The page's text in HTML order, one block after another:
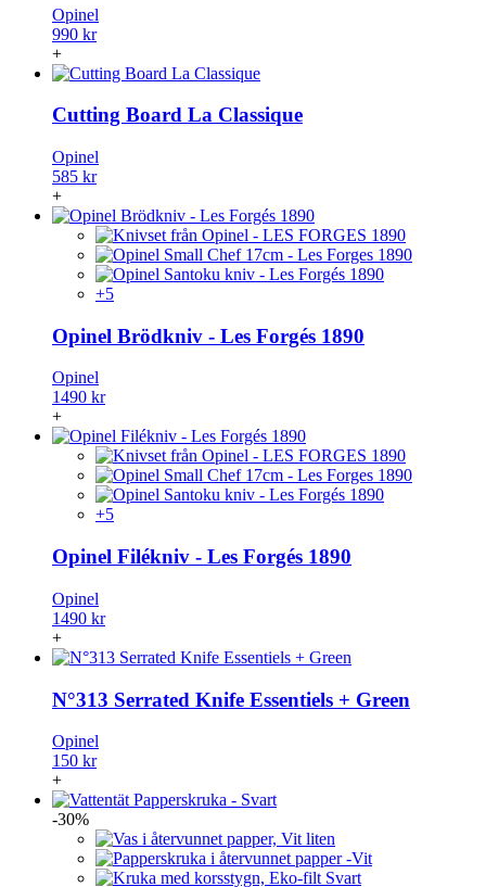
Opinel
990 kr
+
Cutting Board La Classique
Opinel
585 kr
+
+5
Opinel Brödkniv - Les Forgés 1890
Opinel
1490 kr
+
+5
Opinel Filékniv - Les Forgés 1890
Opinel
1490 kr
+
N°313 Serrated Knife Essentiels + Green
Opinel
150 kr
+
-30%